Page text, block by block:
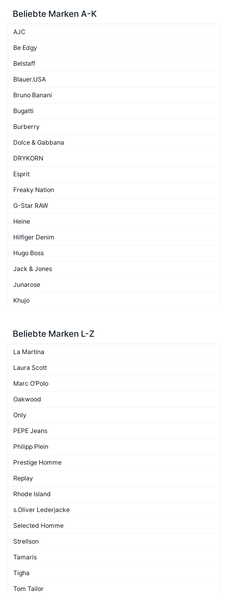
Beliebte Marken A-K
AJC
Be Edgy
Belstaff
Blauer.USA
Bruno Banani
Bugatti
Burberry
Dolce & Gabbana
DRYKORN
Esprit
Freaky Nation
G-Star RAW
Heine
Hilfiger Denim
Hugo Boss
Jack & Jones
Junarose
Khujo
Beliebte Marken L-Z
La Martina
Laura Scott
Marc O’Polo
Oakwood
Only
PEPE Jeans
Philipp Plein
Prestige Homme
Replay
Rhode Island
s.Oliver Lederjacke
Selected Homme
Strellson
Tamaris
Tigha
Tom Tailor